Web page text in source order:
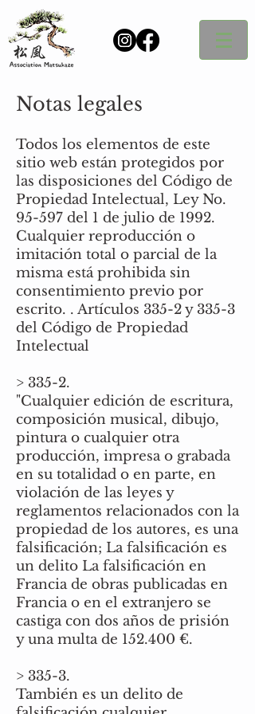
Notas legales
Todos los elementos de este
sitio web están protegidos por
las disposiciones del Código de
Propiedad Intelectual, Ley No.
95-597 del 1 de julio de 1992.
Cualquier reproducción o
imitación total o parcial de la
misma está prohibida sin
consentimiento previo por
escrito. . Artículos 335-2 y 335-3
del Código de Propiedad
Intelectual
> 335-2.
"Cualquier edición de escritura,
composición musical, dibujo,
pintura o cualquier otra
producción, impresa o grabada
en su totalidad o en parte, en
violación de las leyes y
reglamentos relacionados con la
propiedad de los autores, es una
falsificación; La falsificación es
un delito La falsificación en
Francia de obras publicadas en
Francia o en el extranjero se
castiga con dos años de prisión
y una multa de 152.400 €.
> 335-3.
También es un delito de